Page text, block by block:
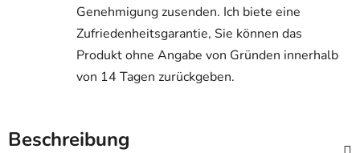
Genehmigung zusenden. Ich biete eine
Zufriedenheitsgarantie, Sie können das
Produkt ohne Angabe von Gründen innerhalb
von 14 Tagen zurückgeben.
Beschreibung